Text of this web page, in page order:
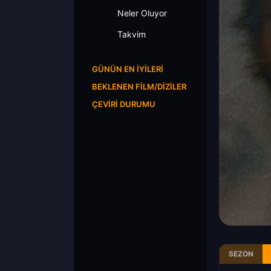
Neler Oluyor
Takvim
GÜNÜN EN İYILERI
BEKLENEN FILM/DIZILER
ÇEVIRI DURUMU
SEZON